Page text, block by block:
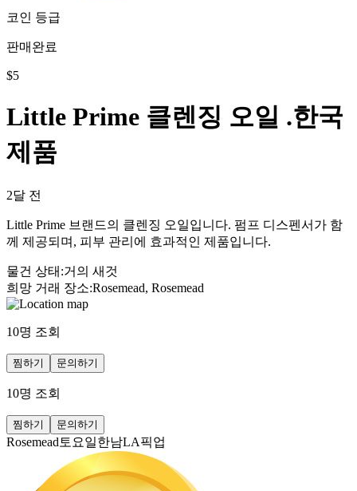
코인 등급
판매완료
$5
Little Prime 클렌징 오일 .한국
제품
2달 전
Little Prime 브랜드의 클렌징 오일입니다. 펌프 디스펜서가 함
께 제공되며, 피부 관리에 효과적인 제품입니다.
물건 상태 :거의 새것
희망 거래 장소:Rosemead, Rosemead
10명 조회
찜하기 문의하기
10명 조회
찜하기 문의하기
Rosemead토요일한남LA픽업